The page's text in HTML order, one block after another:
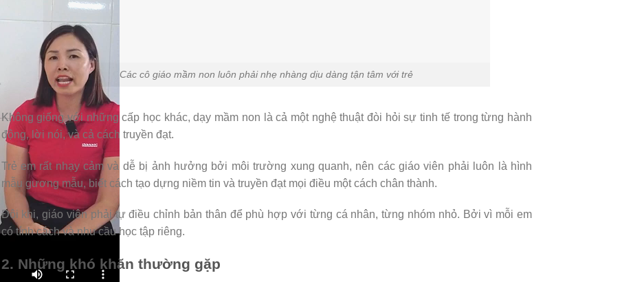
Các cô giáo mầm non luôn phải nhẹ nhàng dịu dàng tận tâm với trẻ
Không giống với những cấp học khác, dạy mầm non là cả một nghệ thuật đòi hỏi sự tinh tế trong từng hành
động, lời nói, và cả cách truyền đạt.
Trẻ em rất nhạy cảm và dễ bị ảnh hưởng bởi môi trường xung quanh, nên các giáo viên phải luôn là hình
mẫu gương mẫu, biết cách tạo dựng niềm tin và truyền đạt mọi điều một cách chân thành.
Đôi khi, giáo viên phải tự điều chỉnh bản thân để phù hợp với từng cá nhân, từng nhóm nhỏ. Bởi vì mỗi em
có tính cách và nhu cầu học tập riêng.
2. Những khó khăn thường gặp